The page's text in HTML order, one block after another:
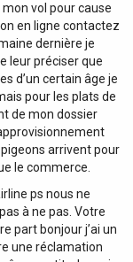
vol pour cause
en ligne contactez
dernière je
leur préciser que
d’un certain âge je
pour les plats de
de mon dossier
arrivent pour
le commerce.
ps nous ne
à ne pas. Votre
part bonjour j’ai un
une réclamation